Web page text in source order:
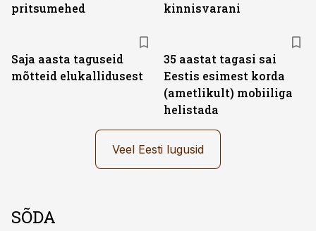
pritsumehed
kinnisvarani
Saja aasta taguseid
mõtteid elukallidusest
35 aastat tagasi sai
Eestis esimest korda
(ametlikult) mobiiliga
helistada
Veel Eesti lugusid
SÕDA